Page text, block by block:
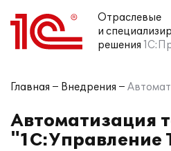
Отраслевые
и
решения
Главная Внедрения
Автоматизация
"1С:Управление